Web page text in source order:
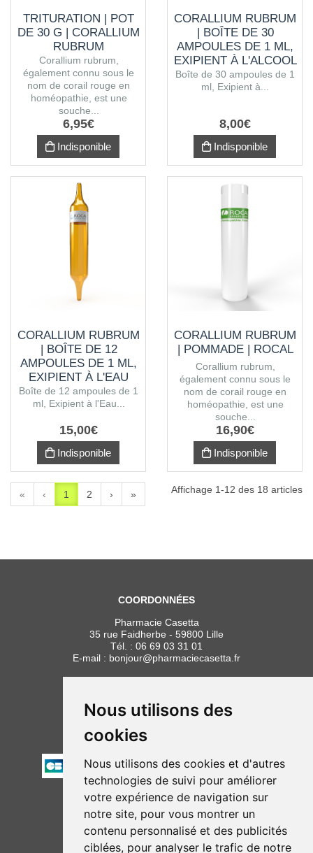
Nous utilisons des
cookies
Nous utilisons des cookies et d'autres
technologies de suivi pour améliorer
votre expérience de navigation sur
notre site, pour vous montrer un
contenu personnalisé et des publicités
ciblées, pour analyser le trafic de notre
TRITURATION | POT
DE 30 G | CORALLIUM
RUBRUM
Corallium rubrum,
également connu sous le
nom de corail rouge en
homéopathie, est une
souche...
6,95€
Indisponible
CORALLIUM RUBRUM
| BOÎTE DE 30
AMPOULES DE 1 ML,
EXIPIENT À L'ALCOOL
Boîte de 30 ampoules de 1
ml, Exipient à...
8,00€
Indisponible
CORALLIUM RUBRUM
| BOÎTE DE 12
AMPOULES DE 1 ML,
EXIPIENT À L'EAU
PURIFIÉE
Boîte de 12 ampoules de 1
ml, Exipient à l'Eau...
15,00€
Indisponible
CORALLIUM RUBRUM
| POMMADE | ROCAL
Corallium rubrum,
également connu sous le
nom de corail rouge en
homéopathie, est une
souche...
16,90€
Indisponible
« ‹ 1 2 › » Affichage 1-12 des 18 articles
COORDONNÉES
Pharmacie Casetta
35 rue Faidherbe - 59800 Lille
Tél. : 06 69 03 31 01
E-mail : bonjour@pharmaciecasetta.fr
HORAIRES
Lundi au vendredi : 8h30 à 19h30
Samedi : 9h00 à 19h30
PAIEMENT
NOUS SUIVRE